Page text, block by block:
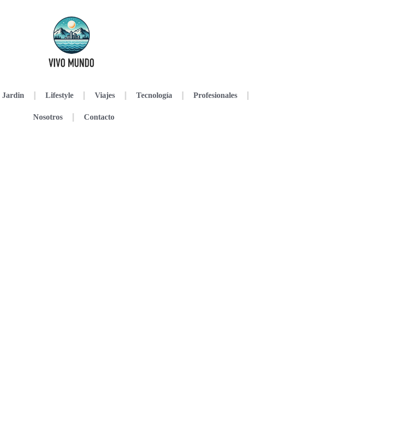
Jardin Lifestyle Viajes Tecnología Profesionales
Nosotros Contacto